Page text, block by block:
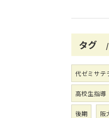
タグ
代ゼミサテ
高校生指導
後期 阪